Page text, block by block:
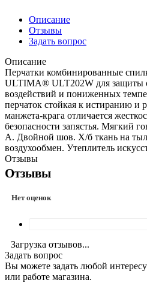
Описание
Отзывы
Задать вопрос
Описание
Перчатки комбинированные
ULTIMA® ULT202W для защиты
воздействий и пониженных
перчаток стойкая к истиранию и
манжета-крага отличается
безопасности запястья. Мягкий
А. Двойной шов. Х/б ткань на
воздухообмен. Утеплитель
Отзывы
Отзывы
Нет оценок
Загрузка отзывов...
Задать вопрос
Вы можете задать любой
или работе магазина.